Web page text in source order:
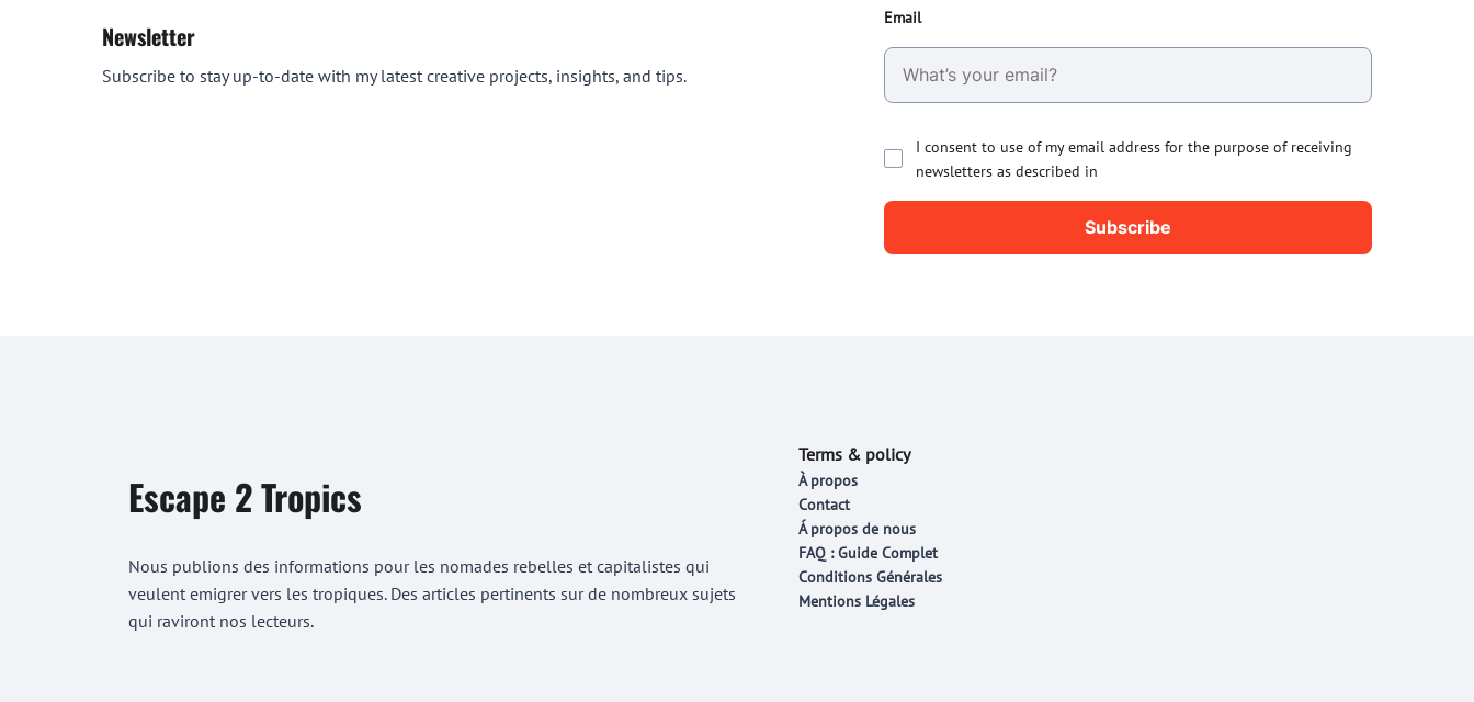
Newsletter
Subscribe to stay up-to-date with my latest creative projects, insights, and tips.
Email
I consent to use of my email address for the purpose of receiving
newsletters as described in
Escape 2 Tropics
Nous publions des informations pour les nomades rebelles et capitalistes qui
veulent emigrer vers les tropiques. Des articles pertinents sur de nombreux sujets
qui raviront nos lecteurs.
Terms & policy
À propos
Contact
Á propos de nous
FAQ : Guide Complet
Conditions Générales
Mentions Légales